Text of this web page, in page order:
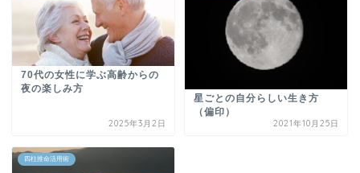
70代の女性に学ぶ高齢からの
夜の楽しみ方
2025年3月2日
星ごとの自分らしい生き方
（偏印）
2021年10月25日
四柱推命活用術